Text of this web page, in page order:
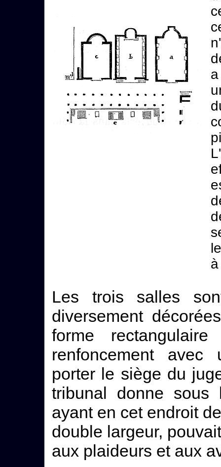
Les trois salles
diversement
forme
renfoncement
porter le siège du
tribunal donne
ayant en cet endroit
double largeur,
aux plaideurs et aux